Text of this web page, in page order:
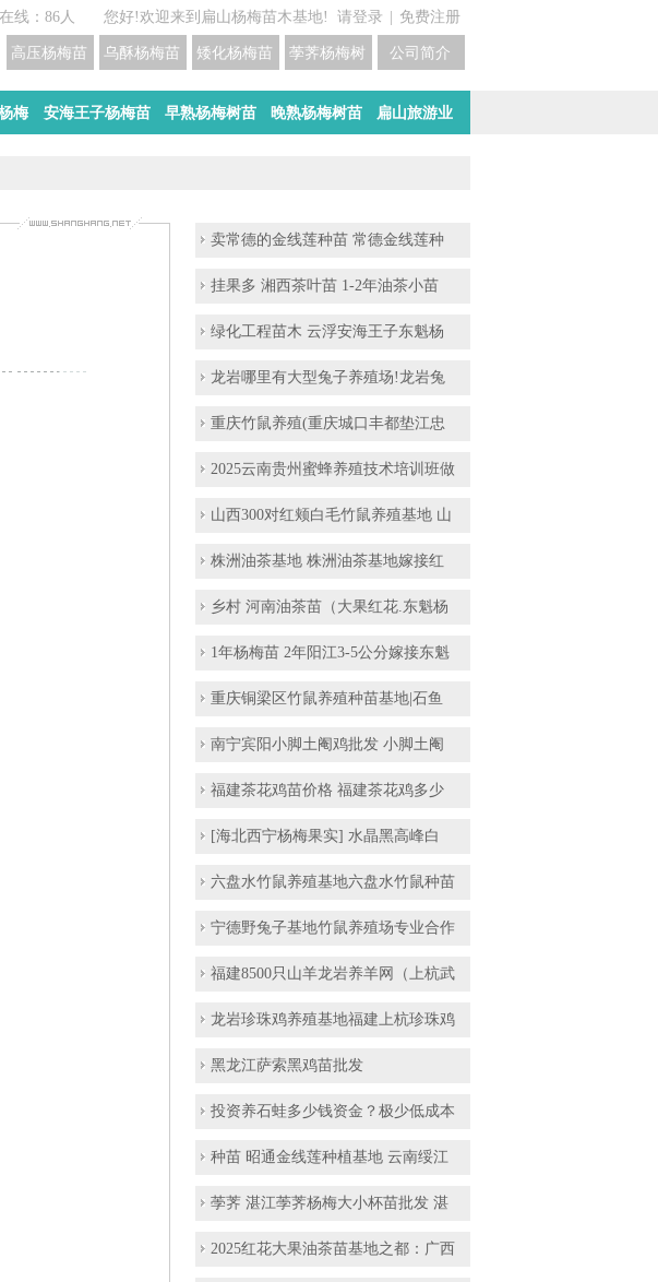
您好!欢迎来到扁山杨梅苗木基地! 请登录 免费注册
线：86人
公司简介
荸荠杨梅树苗培育
矮化杨梅苗价格
乌酥杨梅苗培育基地
高压杨梅苗
梅 安海王子杨梅苗 早熟杨梅树苗 晚熟杨梅树苗 扁山旅游业
卖常德的金线莲种苗 常德金线莲种
挂果多 湘西茶叶苗 1-2年油茶小苗
绿化工程苗木 云浮安海王子东魁杨
龙岩哪里有大型兔子养殖场!龙岩兔
重庆竹鼠养殖(重庆城口丰都垫江忠
2025云南贵州蜜蜂养殖技术培训班做
山西300对红颊白毛竹鼠养殖基地 山
株洲油茶基地 株洲油茶基地嫁接红
乡村 河南油茶苗（大果红花.东魁杨
1年杨梅苗 2年阳江3-5公分嫁接东魁
重庆铜梁区竹鼠养殖种苗基地|石鱼
南宁宾阳小脚土阉鸡批发 小脚土阉
福建茶花鸡苗价格 福建茶花鸡多少
[海北西宁杨梅果实] 水晶黑高峰白
六盘水竹鼠养殖基地六盘水竹鼠种苗
宁德野兔子基地竹鼠养殖场专业合作
福建8500只山羊龙岩养羊网（上杭武
龙岩珍珠鸡养殖基地福建上杭珍珠鸡
黑龙江萨索黑鸡苗批发
投资养石蛙多少钱资金？极少低成本
种苗 昭通金线莲种植基地 云南绥江
荸荠 湛江荸荠杨梅大小杯苗批发 湛
2025红花大果油茶苗基地之都：广西